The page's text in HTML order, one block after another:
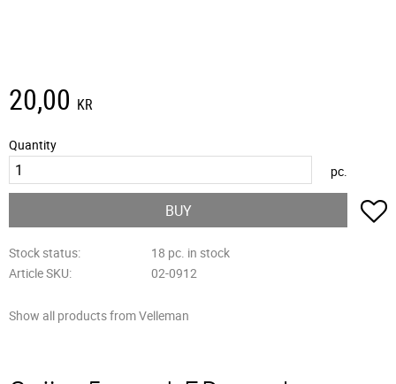
20,00 KR
Quantity
pc.
BUY
Stock status
18 pc. in stock
Article SKU
02-0912
Show all products from Velleman